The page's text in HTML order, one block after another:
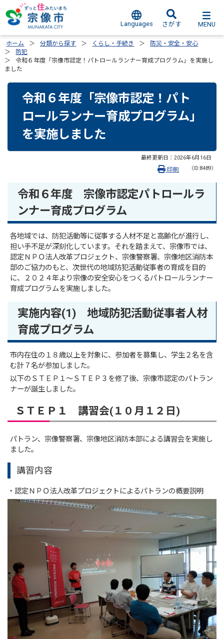
Languages さがす MENU
ホーム 分類から探す くらし・手続き
防災・安全・安心
防犯
令和６年度「宗像市認定！パトロールランナー育成プログラム」を実施し
ました
令和６年度「宗像市認定！パト
ロールランナー育成プログラム」
を実施しました
最終更新日： 2026年6月16日
（ID:8489）
印刷
令和６年度 宗像市認定パトロールラ
ンナー育成プログラム
各地域では、防犯活動等に従事する人材不足と高齢化が進行し、
担い手不足が深刻化しています。それを踏まえて、宗像市では、
認定ＮＰＯ法人改革プロジェクト、宗像警察署、宗像地区消防本
部のご協力のもと、次世代の地域防犯活動従事者の育成を目的
に、２０２４年より宗像の安全安心をつくるパトロールランナー
育成プログラムを実施しました。
実施内容(1) 地域防犯活動従事者人材
育成プログラム
市内在住の１８歳以上を対象に、参加者を募集し、学生２名を含
む計７名が参加しました。
以下のＳＴＥＰ１～ＳＴＥＰ３を修了後、宗像市認定のパトラン
ナーが誕生しました。
ＳＴＥＰ１ 講習会(１０月１２日)
パトラン、宗像警察署、宗像地区消防本部による講習会を実施し
ました。
講習内容
・認定ＮＰＯ法人改革プロジェクトによるパトランの概要説明